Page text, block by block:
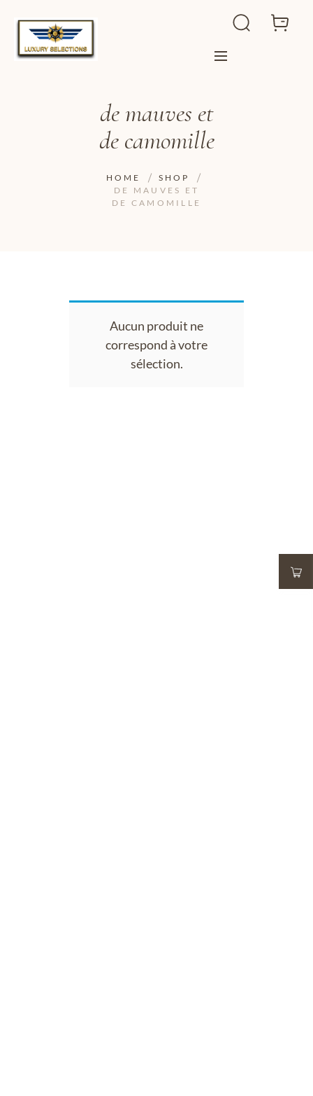
de mauves et
de camomille
HOME
SHOP
DE MAUVES ET
DE CAMOMILLE
Aucun produit ne
correspond à votre
sélection.